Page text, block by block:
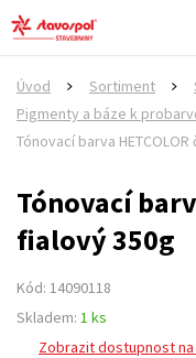
Úvod Sortiment
Pigmenty a báze k
Tónovací barva
Tónovací
fialový 350g
Kód: 14090118
Skladem: 1 ks
Zobrazit dostupnost